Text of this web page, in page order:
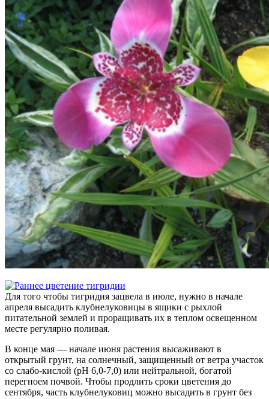
Для того чтобы тигридия зацвела в июле, нужно в начале
апреля высадить клубнелуковицы в ящики с рыхлой
питательной землей и проращивать их в теплом освещенном
месте регулярно поливая.
В конце мая — начале июня растения высаживают в
открытый грунт, на солнечный, защищенный от ветра участок
со слабо-кислой (pH 6,0-7,0) или нейтральной, богатой
перегноем почвой. Чтобы продлить сроки цветения до
сентября, часть клубнелуковиц можно высадить в грунт без